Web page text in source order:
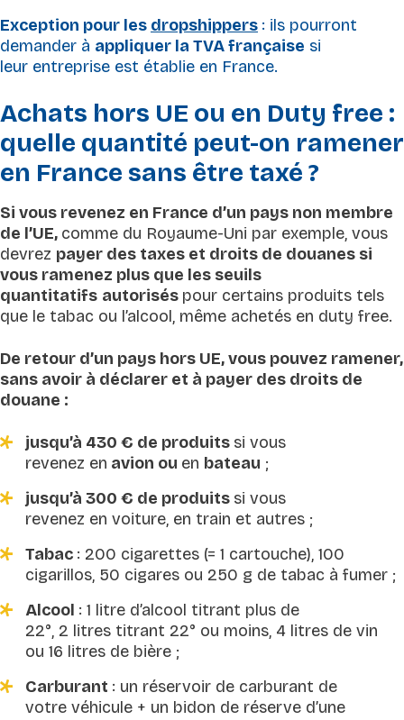
Exception pour les dropshippers : ils pourront
demander à appliquer la TVA française si
leur entreprise est établie en France.
Achats hors UE ou en Duty free :
quelle quantité peut-on ramener
en France sans être taxé ?
Si vous revenez en France d’un pays non membre
de l’UE, comme du Royaume-Uni par exemple, vous
devrez payer des taxes et droits de douanes si
vous ramenez plus que les seuils
quantitatifs autorisés pour certains produits tels
que le tabac ou l’alcool, même achetés en duty free.
De retour d’un pays hors UE, vous pouvez ramener,
sans avoir à déclarer et à payer des droits de
douane :
jusqu’à 430 € de produits si vous
revenez en avion ou en bateau ;
jusqu’à 300 € de produits si vous
revenez en voiture, en train et autres ;
Tabac : 200 cigarettes (= 1 cartouche), 100
cigarillos, 50 cigares ou 250 g de tabac à fumer ;
Alcool : 1 litre d’alcool titrant plus de
22°, 2 litres titrant 22° ou moins, 4 litres de vin
ou 16 litres de bière ;
Carburant : un réservoir de carburant de
votre véhicule + un bidon de réserve d’une